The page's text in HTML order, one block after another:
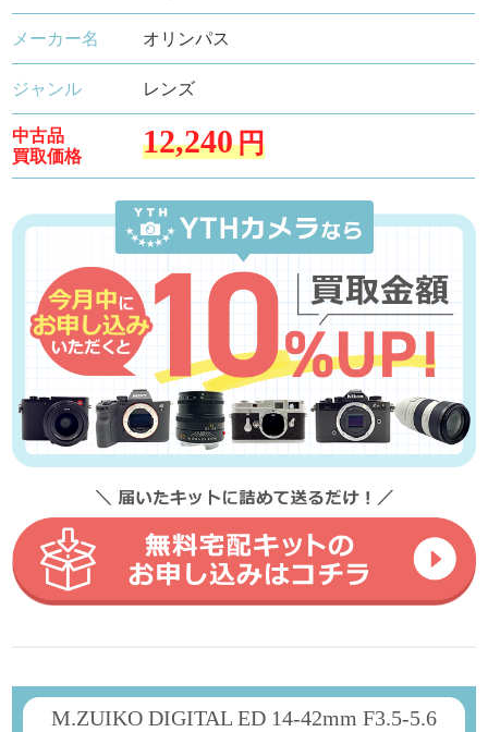
メーカー名 オリンパス
ジャンル レンズ
中古品
買取価格
12,240円
M.ZUIKO DIGITAL ED 14-42mm F3.5-5.6